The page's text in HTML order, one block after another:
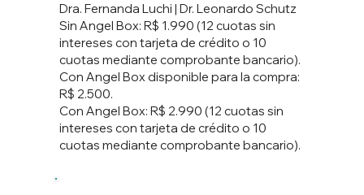
Dra. Fernanda Luchi | Dr. Leonardo Schutz
Sin Angel Box: R$ 1.990 (12 cuotas sin
intereses con tarjeta de crédito o 10
cuotas mediante comprobante bancario).
Con Angel Box disponible para la compra:
R$ 2.500.
Con Angel Box: R$ 2.990 (12 cuotas sin
intereses con tarjeta de crédito o 10
cuotas mediante comprobante bancario).